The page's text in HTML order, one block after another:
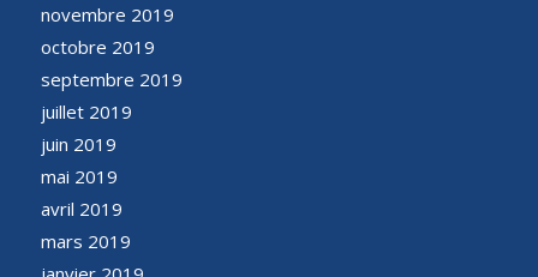
novembre 2019
octobre 2019
septembre 2019
juillet 2019
juin 2019
mai 2019
avril 2019
mars 2019